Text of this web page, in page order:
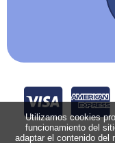
Utilizamos cookies
funcionamiento del
adaptar el contenido del